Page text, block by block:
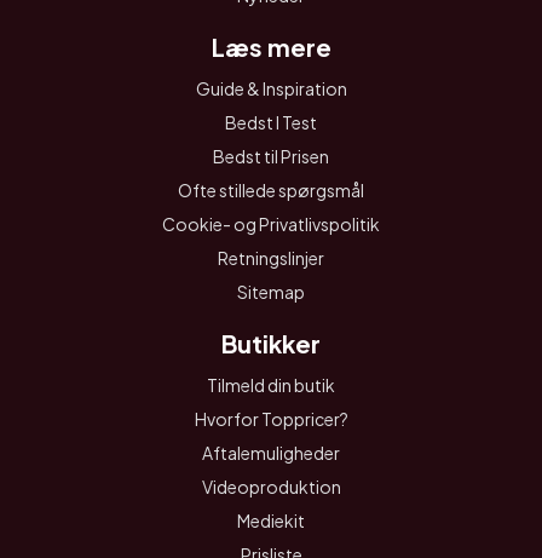
Læs mere
Guide & Inspiration
Bedst I Test
Bedst til Prisen
Ofte stillede spørgsmål
Cookie- og Privatlivspolitik
Retningslinjer
Sitemap
Butikker
Tilmeld din butik
Hvorfor Toppricer?
Aftalemuligheder
Videoproduktion
Mediekit